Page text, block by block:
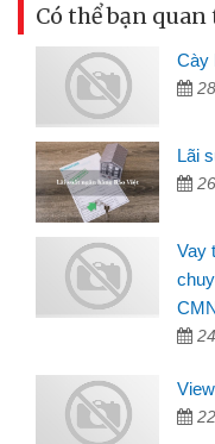
Có thể bạn quan
Cày
Lãi
Vay